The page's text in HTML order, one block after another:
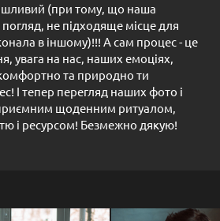
(при тому, що наша
не підходяще місце для
в іншому)!!! А сам процес - це
увага на нас, наших емоціях,
та природно ти
І тепер перегляд наших фото і
щоденним ритуалом,
і ресурсом! Безмежно дякую!